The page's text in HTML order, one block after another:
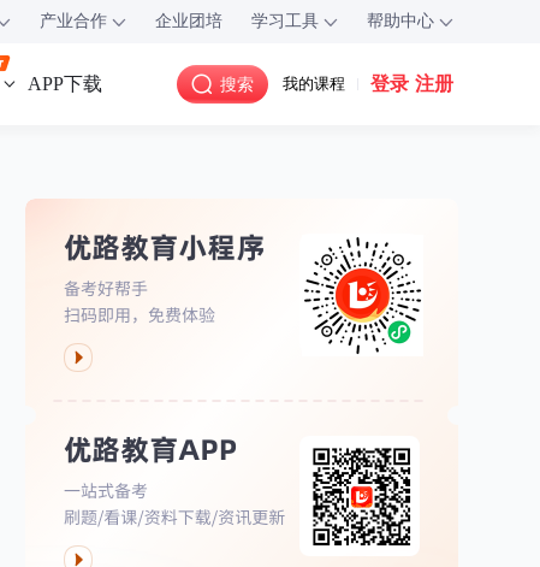
产业合作 企业团培 学习工具 帮助中心
APP下载 搜索 我的课程 登录 注册